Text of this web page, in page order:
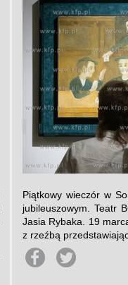
Piątkowy wieczór w
jubileuszowym. Teatr
Jasia Rybaka. 19
z rzeźbą